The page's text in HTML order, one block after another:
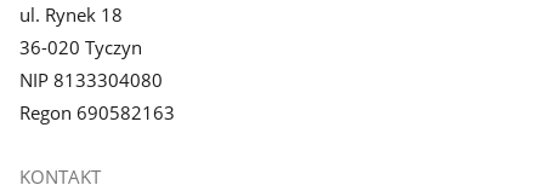
ul. Rynek 18
36-020 Tyczyn
NIP 8133304080
Regon 690582163
KONTAKT